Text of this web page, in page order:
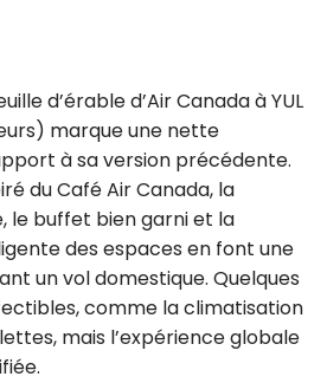
d’érable d’Air Canada à YUL
marque une nette
à sa version précédente.
du Café Air Canada, la
le buffet bien garni et la
des espaces en font une
un vol domestique. Quelques
comme la climatisation
mais l’expérience globale